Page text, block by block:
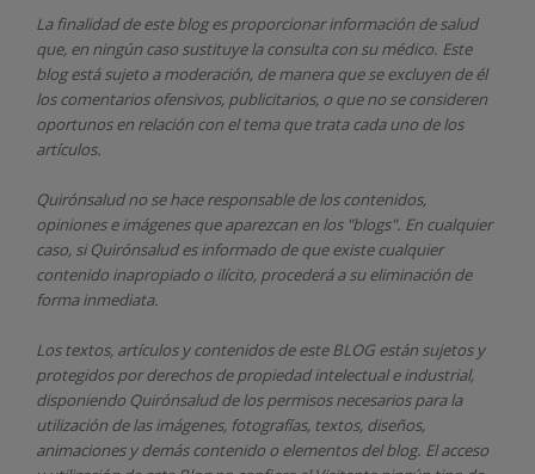
La finalidad de este blog es proporcionar información de salud
que, en ningún caso sustituye la consulta con su médico. Este
blog está sujeto a moderación, de manera que se excluyen de él
los comentarios ofensivos, publicitarios, o que no se consideren
oportunos en relación con el tema que trata cada uno de los
artículos.
Quirónsaludno se hace responsable de los contenidos,
opiniones e imágenes que aparezcan en los "blogs". En cualquier
caso, si Quirónsaludes informado de que existe cualquier
contenido inapropiado o ilícito, procederá a su eliminación de
forma inmediata.
Los textos, artículos y contenidos de este BLOG están sujetos y
protegidos por derechos de propiedad intelectual e industrial,
disponiendo Quirónsaludde los permisos necesarios para la
utilización de las imágenes, fotografías, textos, diseños,
animaciones y demás contenido o elementos del blog. El acceso